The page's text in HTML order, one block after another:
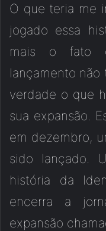
O que teria me
jogado essa
mais o fato
lançamento
verdade o que
sua expansão.
em dezembro,
sido lançado.
história da
encerra a
expansão